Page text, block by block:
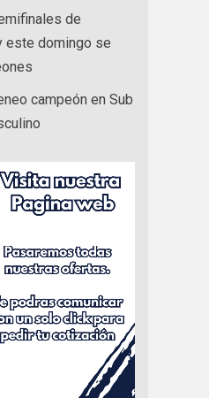
de
este domingo se
campeón en Sub